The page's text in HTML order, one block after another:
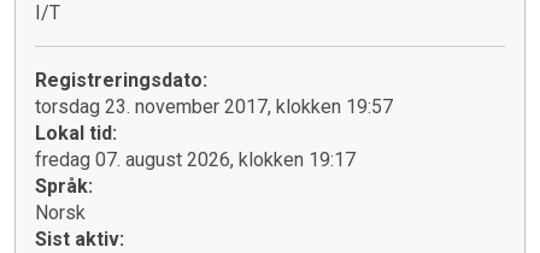
I/T
Registreringsdato:
torsdag 23. november 2017, klokken 19:57
Lokal tid:
fredag 07. august 2026, klokken 19:17
Språk:
Norsk
Sist aktiv: